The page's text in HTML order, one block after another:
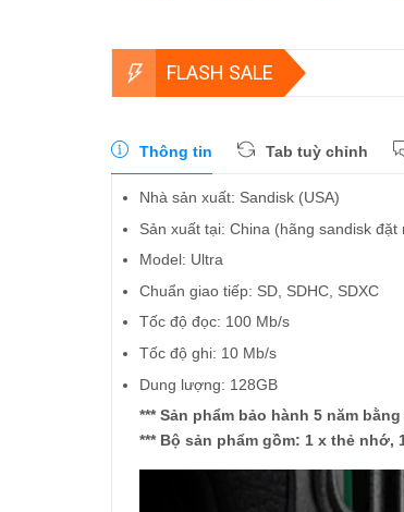
FLASH SALE
Thông tin Tab tuỳ chỉnh
Nhà sản xuất: Sandisk (USA)
Sản xuất tại: China (hãng sandisk đặt
Model: Ultra
Chuẩn giao tiếp: SD, SDHC, SDXC
Tốc độ đọc: 100 Mb/s
Tốc độ ghi: 10 Mb/s
Dung lượng: 128GB
*** Sản phẩm bảo hành 5 năm
*** Bộ sản phẩm gồm: 1 x thẻ nhớ,